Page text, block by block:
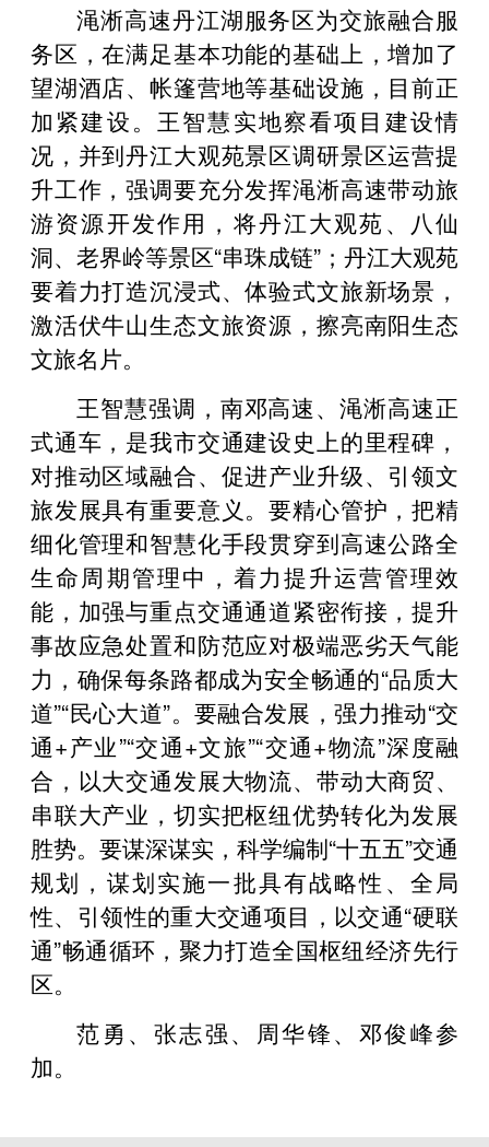
渑淅高速丹江湖服务区为交旅融合服
务区，在满足基本功能的基础上，增加了
望湖酒店、帐篷营地等基础设施，目前正
加紧建设。王智慧实地察看项目建设情
况，并到丹江大观苑景区调研景区运营提
升工作，强调要充分发挥渑淅高速带动旅
游资源开发作用，将丹江大观苑、八仙
洞、老界岭等景区“串珠成链”；丹江大观苑
要着力打造沉浸式、体验式文旅新场景，
激活伏牛山生态文旅资源，擦亮南阳生态
文旅名片。
王智慧强调，南邓高速、渑淅高速正
式通车，是我市交通建设史上的里程碑，
对推动区域融合、促进产业升级、引领文
旅发展具有重要意义。要精心管护，把精
细化管理和智慧化手段贯穿到高速公路全
生命周期管理中，着力提升运营管理效
能，加强与重点交通通道紧密衔接，提升
事故应急处置和防范应对极端恶劣天气能
力，确保每条路都成为安全畅通的“品质大
道”“民心大道”。要融合发展，强力推动“交
通+产业”“交通+文旅”“交通+物流”深度融
合，以大交通发展大物流、带动大商贸、
串联大产业，切实把枢纽优势转化为发展
胜势。要谋深谋实，科学编制“十五五”交通
规划，谋划实施一批具有战略性、全局
性、引领性的重大交通项目，以交通“硬联
通”畅通循环，聚力打造全国枢纽经济先行
区。
范勇、张志强、周华锋、邓俊峰参
加。